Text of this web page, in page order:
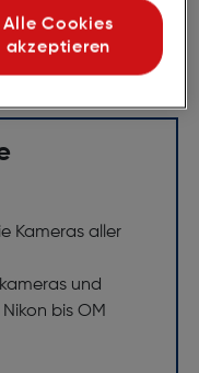
Kameras aller
und
bis OM
Alle Cookies
akzeptieren